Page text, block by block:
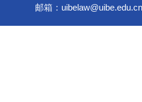
邮箱： uibelaw@uibe.edu.cn